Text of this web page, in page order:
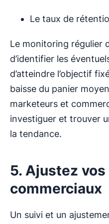
Le taux de
Le monitoring régulier
d’identifier les
d’atteindre l’objectif
baisse du panier
marketeurs et
investiguer et trouver
la tendance.
5. Ajustez
commerciaux
Un suivi et un